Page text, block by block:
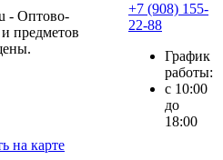
- Оптово-
предметов
на карте
+7 (908) 155-
22-88
График
работы:
с 10:00
до
18:00